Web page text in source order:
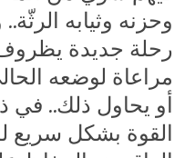
وحزنه وثيابه
رحلة جديدة
مراعاة لوضعه
أو يحاول ذلك.. في
القوة بشكل سريع